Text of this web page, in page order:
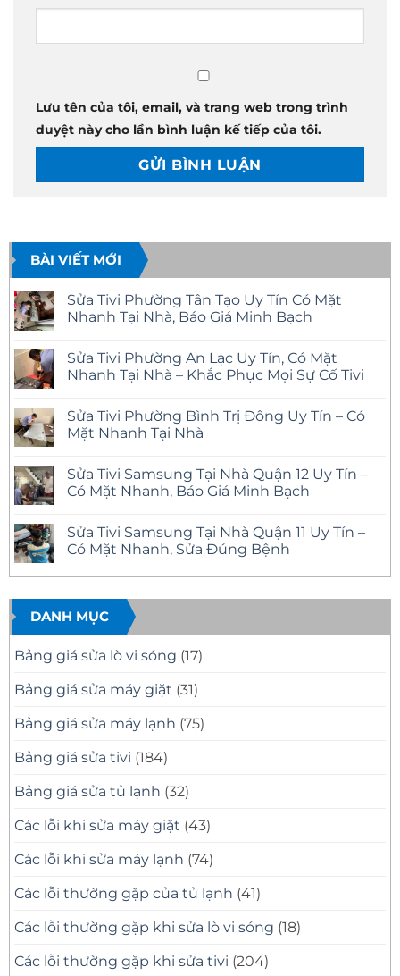
Lưu tên của tôi, email, và trang web trong trình
duyệt này cho lần bình luận kế tiếp của tôi.
BÀI VIẾT MỚI
Sửa Tivi Phường Tân Tạo Uy Tín Có Mặt
Nhanh Tại Nhà, Báo Giá Minh Bạch
bình
luận
ở
Phường
Tân
Tạo
Có
Mặt
Nhanh
Báo
Giá
Minh
Sửa Tivi Phường An Lạc Uy Tín, Có Mặt
Nhanh Tại Nhà – Khắc Phục Mọi Sự Cố Tivi
bình
luận
ở
Phường
An
Lạc
Có
Mặt
Nhanh
Nhà
Khắc
Phục
Mọi
Sự
Cố
Tivi
Sửa Tivi Phường Bình Trị Đông Uy Tín – Có
Mặt Nhanh Tại Nhà
bình
luận
ở
Phường
Bình
Trị
Uy
–
Có
Mặt
Nhanh
Tại
Nhà
Sửa Tivi Samsung Tại Nhà Quận 12 Uy Tín –
Có Mặt Nhanh, Báo Giá Minh Bạch
bình
luận
ở
Tivi
Tại
Nhà
Quận
12
Uy
Tín
Có
Mặt
Báo
Giá
Bạch
Sửa Tivi Samsung Tại Nhà Quận 11 Uy Tín –
Có Mặt Nhanh, Sửa Đúng Bệnh
có
luận
ở
Sửa
Tivi
Samsung
Tại
Quận
11
Tín
–
Mặt
Nhanh,
Đúng
Bệnh
DANH MỤC
Bảng giá sửa lò vi sóng (17)
Bảng giá sửa máy giặt (31)
Bảng giá sửa máy lạnh (75)
Bảng giá sửa tivi (184)
Bảng giá sửa tủ lạnh (32)
Các lỗi khi sửa máy giặt (43)
Các lỗi khi sửa máy lạnh (74)
Các lỗi thường gặp của tủ lạnh (41)
Các lỗi thường gặp khi sửa lò vi sóng (18)
Các lỗi thường gặp khi sửa tivi (204)